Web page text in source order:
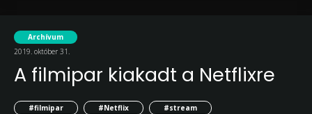
Archívum
2019. október 31.
A filmipar kiakadt a Netflixre
#filmipar #Netflix #stream